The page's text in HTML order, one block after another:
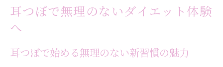
耳つぼが満腹中枢に与える自然な働きかけ
ル
耳つぼで無理のないダイエット体験
へ
耳つぼで始める無理のない新習慣の魅力